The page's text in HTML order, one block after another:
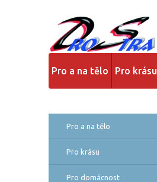
Pro a na tělo Pro krásu
Pro a na tělo
Pro krásu
Pro domácnost